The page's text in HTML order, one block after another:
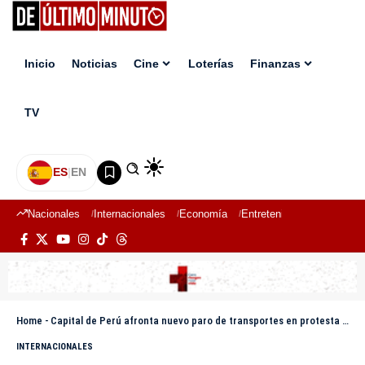
Inicio Noticias Cine Loterías Finanzas
TV
ES|EN
Nacionales Internacionales Economía Entretenimiento
Home - Capital de Perú afronta nuevo paro de transportes en protesta por aumento de criminalidad
INTERNACIONALES